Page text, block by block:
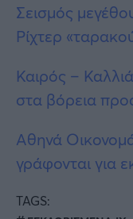
Σεισμός
Ρίχτερ
Καιρός –
στα βόρεια
Αθηνά
γράφονται για
TAGS: